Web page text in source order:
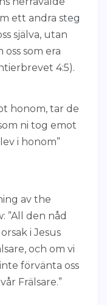
ett andra steg
själva, utan
oss som era
4:5).
honom, tar de
ni tog emot
i honom”
av the
”All den nåd
i Jesus
och om vi
förvänta oss
Frälsare.”